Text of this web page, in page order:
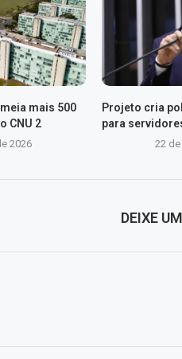
mais 500
CNU 2
2026
Projeto cria
para
22
DEIXE